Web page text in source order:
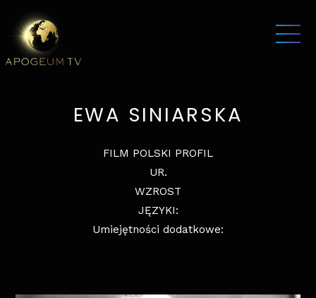
EWA SINIARSKA
FILM POLSKI PROFIL
UR.
WZROST
JĘZYKI:
Umiejętności dodatkowe: